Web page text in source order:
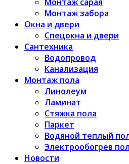
Монтаж забора
Окна и двери
Спецокна и двери
Сантехника
Водопровод
Канализация
Монтаж пола
Линолеум
Ламинат
Стяжка пола
Паркет
Водяной теплый
Электрообогрев
Новости